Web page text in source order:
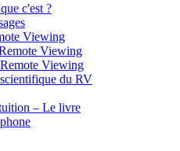
c'est ?
Viewing
Viewing
Viewing
du RV
– Le livre